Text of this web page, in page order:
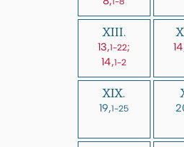
XIII.
13,1-22;
14,1-2
XIX.
19,1-25